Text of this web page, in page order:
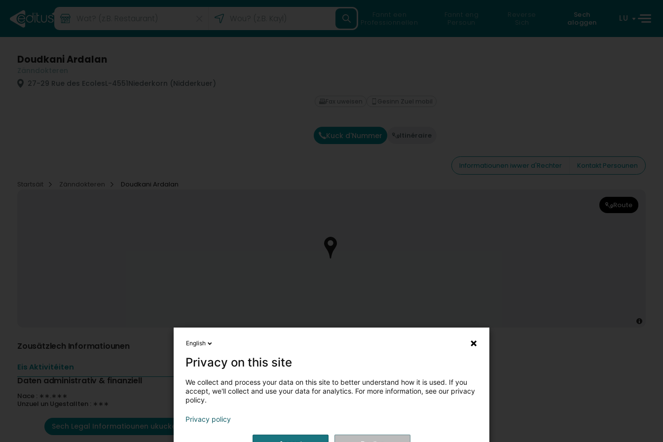
Fannt een
Professionnellen
Fannt eng
Persoun
Reverse
Sich
Sech
aloggen
LU
Doudkani Ardalan
27-29 Rue des EcolesL-4551Niederkorn (Nidderkuer)
Kuck d'Nummer Itinéraire
Fax uweisen Gesinn Zuel mobil
Informatiounen iwwer d'Rechter
Kontakt Persounen
Startsäit
Zänndokteren Doudkani Ardalan
Route
Zousätzlech Informatiounen
Eis Aktivitéiten
Daten administrativ & finanziell
Nace : ∗∗.∗∗∗
Unzuel un Ugestallten : ∗∗∗
Sech Legal Informatiounen ukucken
English
Privacy on this site
We collect and process your data on this site to better understand how it is used. If you
accept, we'll collect and use your data for analytics. For more information, see our privacy
policy.
Privacy policy